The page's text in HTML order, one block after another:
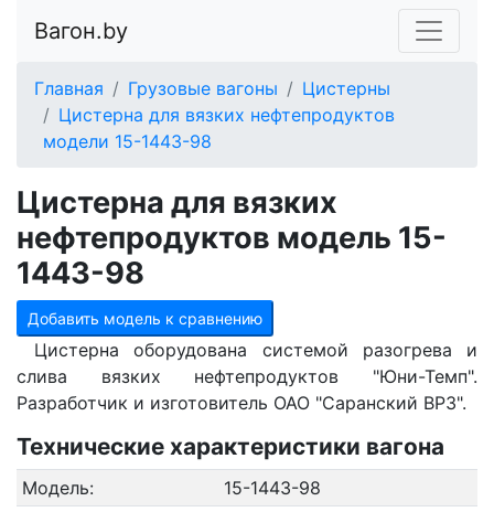
Вагон.by
Главная Грузовые вагоны
Цистерны
Цистерна для вязких нефтепродуктов
модели 15-1443-98
Цистерна для вязких
нефтепродуктов модель 15-
1443-98
Добавить модель к сравнению
Цистерна оборудована системой разогрева и
слива вязких нефтепродуктов "Юни-Темп".
Разработчик и изготовитель ОАО "Саранский ВРЗ".
Технические характеристики вагона
Модель:
15-1443-98